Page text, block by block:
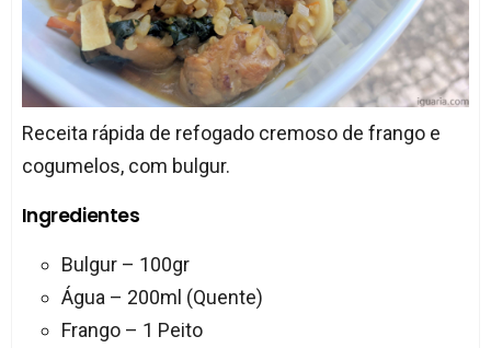
Receita rápida de refogado cremoso de frango e
cogumelos, com bulgur.
Ingredientes
Bulgur – 100gr
Água – 200ml (Quente)
Frango – 1 Peito